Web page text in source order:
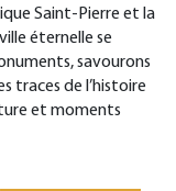
Saint-Pierre et la
éternelle se
savourons
traces de l’histoire
et moments